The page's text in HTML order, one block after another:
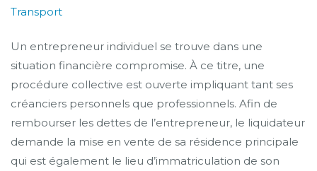
Transport
Un entrepreneur individuel se trouve dans une
situation financière compromise. À ce titre, une
procédure collective est ouverte impliquant tant ses
créanciers personnels que professionnels. Afin de
rembourser les dettes de l’entrepreneur, le liquidateur
demande la mise en vente de sa résidence principale
qui est également le lieu d’immatriculation de son